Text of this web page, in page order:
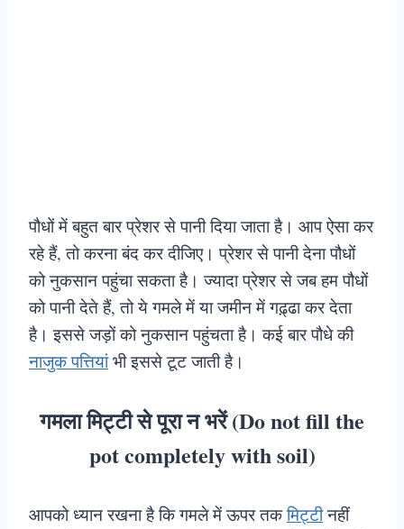
पौधों में बहुत बार प्रेशर से पानी दिया जाता है। आप ऐसा कर
रहे हैं, तो करना बंद कर दीजिए। प्रेशर से पानी देना पौधों
को नुकसान पहुंचा सकता है। ज्यादा प्रेशर से जब हम पौधों
को पानी देते हैं, तो ये गमले में या जमीन में गढ़्ढा कर देता
है। इससे जड़ों को नुकसान पहुंचता है। कई बार पौधे की
नाजुक पत्तियांभी इससे टूट जाती है।
गमला मिट्टी से पूरा न भरें (Do not fill the
pot completely with soil)
आपको ध्यान रखना है कि गमले में ऊपर तकमिट्टीनहीं